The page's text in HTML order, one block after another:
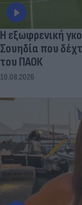
Η εξωφρενική
Σουηδία που
του ΠΑΟΚ
10.08.2026